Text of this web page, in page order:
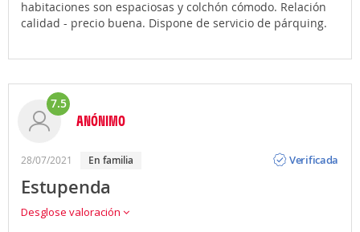
habitaciones son espaciosas y colchón cómodo. Relación
calidad - precio buena. Dispone de servicio de párquing.
7.5
ANÓNIMO
28/07/2021 en familia
Verificada
Estupenda
Desglose valoración